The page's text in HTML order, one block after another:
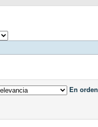
En orden